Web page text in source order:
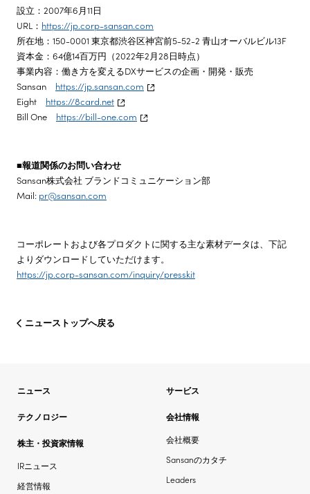
設立：2007年6月11日
URL： https://jp.corp-sansan.com
所在地：150-0001 東京都渋谷区神宮前5-52-2 青山オーバルビル13F
資本金：64億14百万円（2022年2月28日時点）
事業内容：働き方を変えるDXサービスの企画・開発・販売
Sansan https://jp.sansan.com
Eight https://8card.net
Bill One https://bill-one.com
■報道関係のお問い合わせ
Sansan株式会社 ブランドコミュニケーション部
Mail: pr@sansan.com
コーポレートおよび各プロダクトに関する主な素材データは、下記
よりダウンロードしていただけます。
https://jp.corp-sansan.com/inquiry/presskit
ニューストップへ戻る
ニュース サービス
テクノロジー
会社情報
会社概要
Sansanのカタチ
Leaders
株主・投資家情報
IRニュース
経営情報